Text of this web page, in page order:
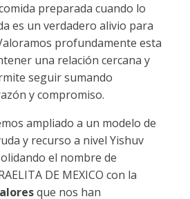
preparada cuando lo
es un verdadero alivio para
profundamente esta
una relación cercana y
seguir sumando
y compromiso.
ampliado a un modelo de
y recurso a nivel Yishuv
el nombre de
DE MEXICO con la
que nos han